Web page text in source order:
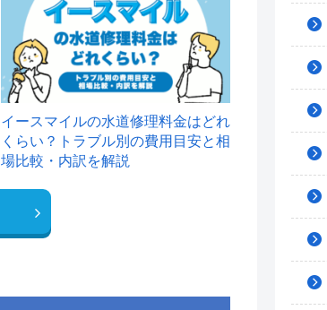
イースマイルの水道修理料金はどれ
くらい？トラブル別の費用目安と相
場比較・内訳を解説